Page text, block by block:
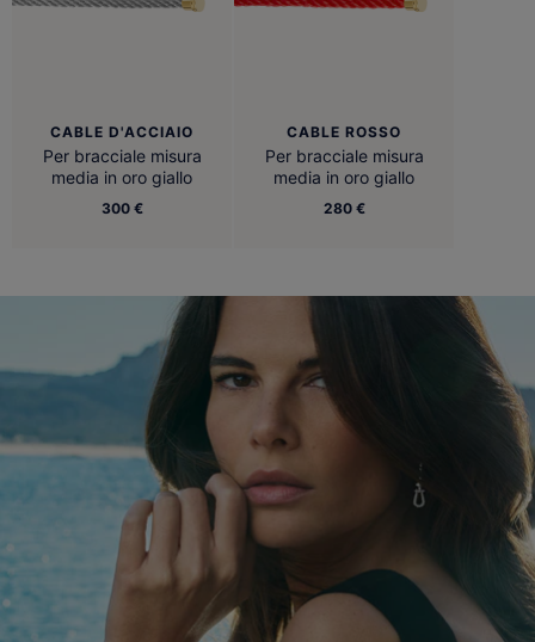
CABLE D'ACCIAIO
Per bracciale misura
media in oro giallo
300 €
CABLE ROSSO
Per bracciale misura
media in oro giallo
280 €